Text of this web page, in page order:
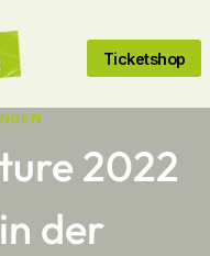
Ticketshop
2022
der